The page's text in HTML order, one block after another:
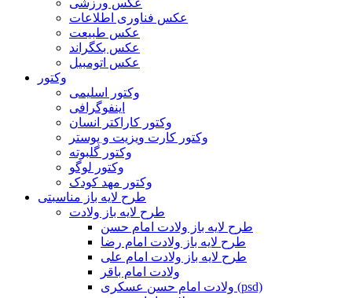
عکس فناوری اطلاعات
عکس طبیعت
عکس بکگراند
عکس اتومبیل
وکتور
وکتور اسلیمی
اینفوگرافی
وکتور کاراکتر انسان
وکتور کارت ویزیت و پوستر
وکتور گلبوته
وکتور لوگو
وکتور مهد کودک
طرح لایه باز مناسبتی
طرح لایه باز ولادت
طرح لایه باز ولادت امام حسن
طرح لایه باز ولادت امام رضا
طرح لایه باز ولادت امام علی
ولادت امام باقر
ولادت امام حسن عسکری (psd)